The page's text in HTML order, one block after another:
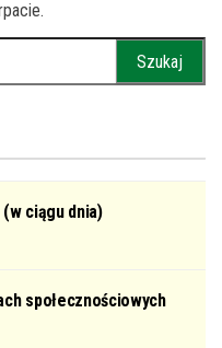
ciągu dnia)
społecznościowych